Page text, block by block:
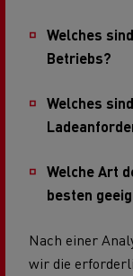
Welches
Betriebs?
Welches
Welche Art
besten
Nach einer
wir die